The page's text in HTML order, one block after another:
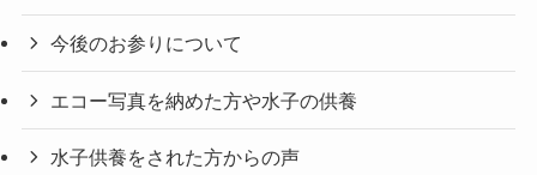
今後のお参りについて
エコー写真を納めた方や水子の供養
水子供養をされた方からの声